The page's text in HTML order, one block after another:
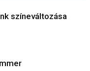
színeváltozása